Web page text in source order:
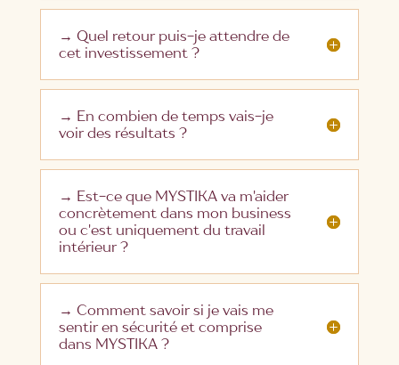
→ Quel retour puis-je attendre de
cet investissement ?
→ En combien de temps vais-je
voir des résultats ?
→ Est-ce que MYSTIKA va m'aider
concrètement dans mon business
ou c'est uniquement du travail
intérieur ?
→ Comment savoir si je vais me
sentir en sécurité et comprise
dans MYSTIKA ?